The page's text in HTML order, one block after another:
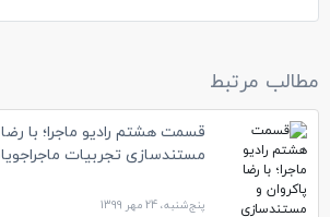
مطالب مرتبط
قسمت هشتم رادیو ماجرا؛ با
مستندسازی تجربیات
پنج‌شنبه، 24 مهر 1399